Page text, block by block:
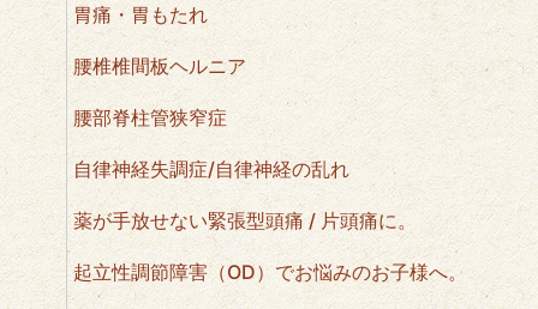
胃痛・胃もたれ
腰椎椎間板ヘルニア
腰部脊柱管狭窄症
自律神経失調症/自律神経の乱れ
薬が手放せない緊張型頭痛 / 片頭痛に。
起立性調節障害（OD）でお悩みのお子様へ。